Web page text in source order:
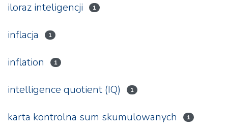
iloraz inteligencji 1
inflacja 1
inflation 1
intelligence quotient (IQ) 1
karta kontrolna sum skumulowanych 1